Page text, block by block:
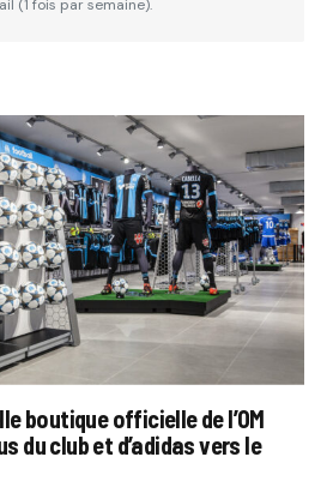
(1 fois par semaine).
boutique officielle de l’OM
du club et d’adidas vers le